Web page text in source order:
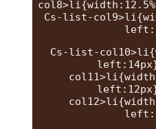
Cs-list-
Cs-list-